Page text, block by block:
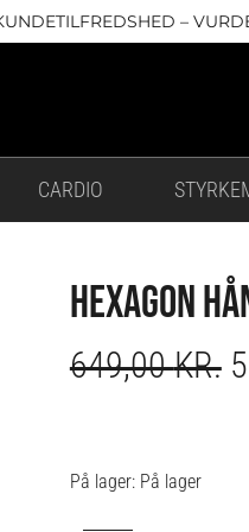
–
CARDIO
HEXAGON
649,00KR.
På lager: På lager
Hexagon